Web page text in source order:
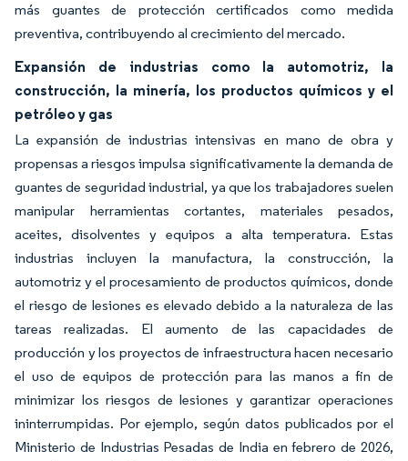
más guantes de protección certificados como medida
preventiva, contribuyendo al crecimiento del mercado.
Expansión de industrias como la automotriz, la
construcción, la minería, los productos químicos y el
petróleo y gas
La expansión de industrias intensivas en mano de obra y
propensas a riesgos impulsa significativamente la demanda de
guantes de seguridad industrial, ya que los trabajadores suelen
manipular herramientas cortantes, materiales pesados,
aceites, disolventes y equipos a alta temperatura. Estas
industrias incluyen la manufactura, la construcción, la
automotriz y el procesamiento de productos químicos, donde
el riesgo de lesiones es elevado debido a la naturaleza de las
tareas realizadas. El aumento de las capacidades de
producción y los proyectos de infraestructura hacen necesario
el uso de equipos de protección para las manos a fin de
minimizar los riesgos de lesiones y garantizar operaciones
ininterrumpidas. Por ejemplo, según datos publicados por el
Ministerio de Industrias Pesadas de India en febrero de 2026,